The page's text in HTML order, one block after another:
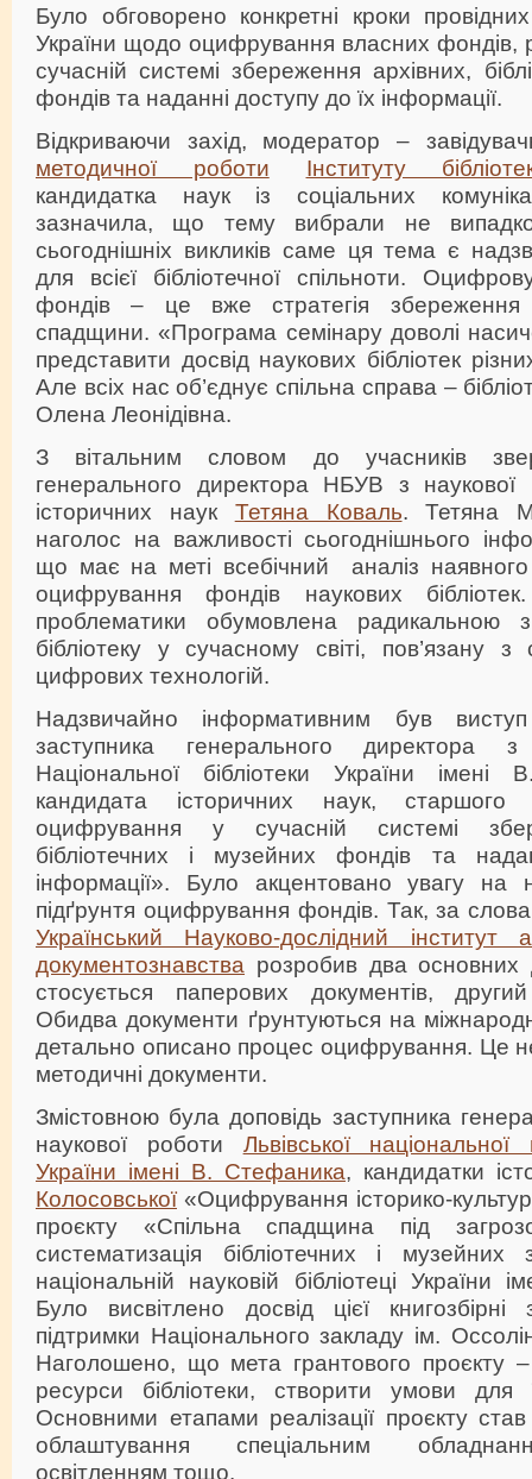
Було обговорено конкретні кроки
України щодо оцифрування власних фондів,
сучасній системі збереження архівних,
фондів та наданні доступу до їх інформації.
Відкриваючи захід, модератор ‒
методичної роботи
Інституту
кандидатка наук із соціальних
зазначила, що тему вибрали не
сьогоднішніх викликів саме ця тема є
для всієї бібліотечної спільноти.
фондів – це вже стратегія збереження
спадщини. «Програма семінару доволі
представити досвід наукових бібліотек
Але всіх нас об’єднує спільна справа –
Олена Леонідівна.
З вітальним словом до учасників
генерального директора НБУВ з наукової
історичних наук Тетяна Коваль. Тетяна
наголос на важливості сьогоднішнього
що має на меті всебічний аналіз наявного
оцифрування фондів наукових бібліотек.
проблематики обумовлена радикальною
бібліотеку у сучасному світі, пов’язану з
цифрових технологій.
Надзвичайно інформативним був
заступника генерального директора
Національної бібліотеки України імені
кандидата історичних наук, старшого
оцифрування у сучасній системі
бібліотечних і музейних фондів та
інформації». Було акцентовано увагу на
підґрунтя оцифрування фондів. Так, за
Український Науково-дослідний інститут
документознавства розробив два
стосується паперових документів,
Обидва документи ґрунтуються на
детально описано процес оцифрування. Це
методичні документи.
Змістовною була доповідь заступника
наукової роботи Львівської національної
України імені В. Стефаника, кандидатки
Колосовської «Оцифрування історико-
проєкту «Спільна спадщина під
систематизація бібліотечних і музейних
національній науковій бібліотеці України
Було висвітлено досвід цієї
підтримки Національного закладу ім.
Наголошено, що мета грантового проєкту
ресурси бібліотеки, створити умови для
Основними етапами реалізації проєкту
облаштування спеціальним
освітленням тощо.